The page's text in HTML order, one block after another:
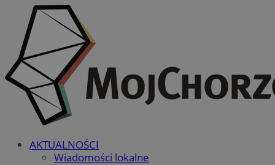
AKTUALNOŚCI
Wiadomości lokalne